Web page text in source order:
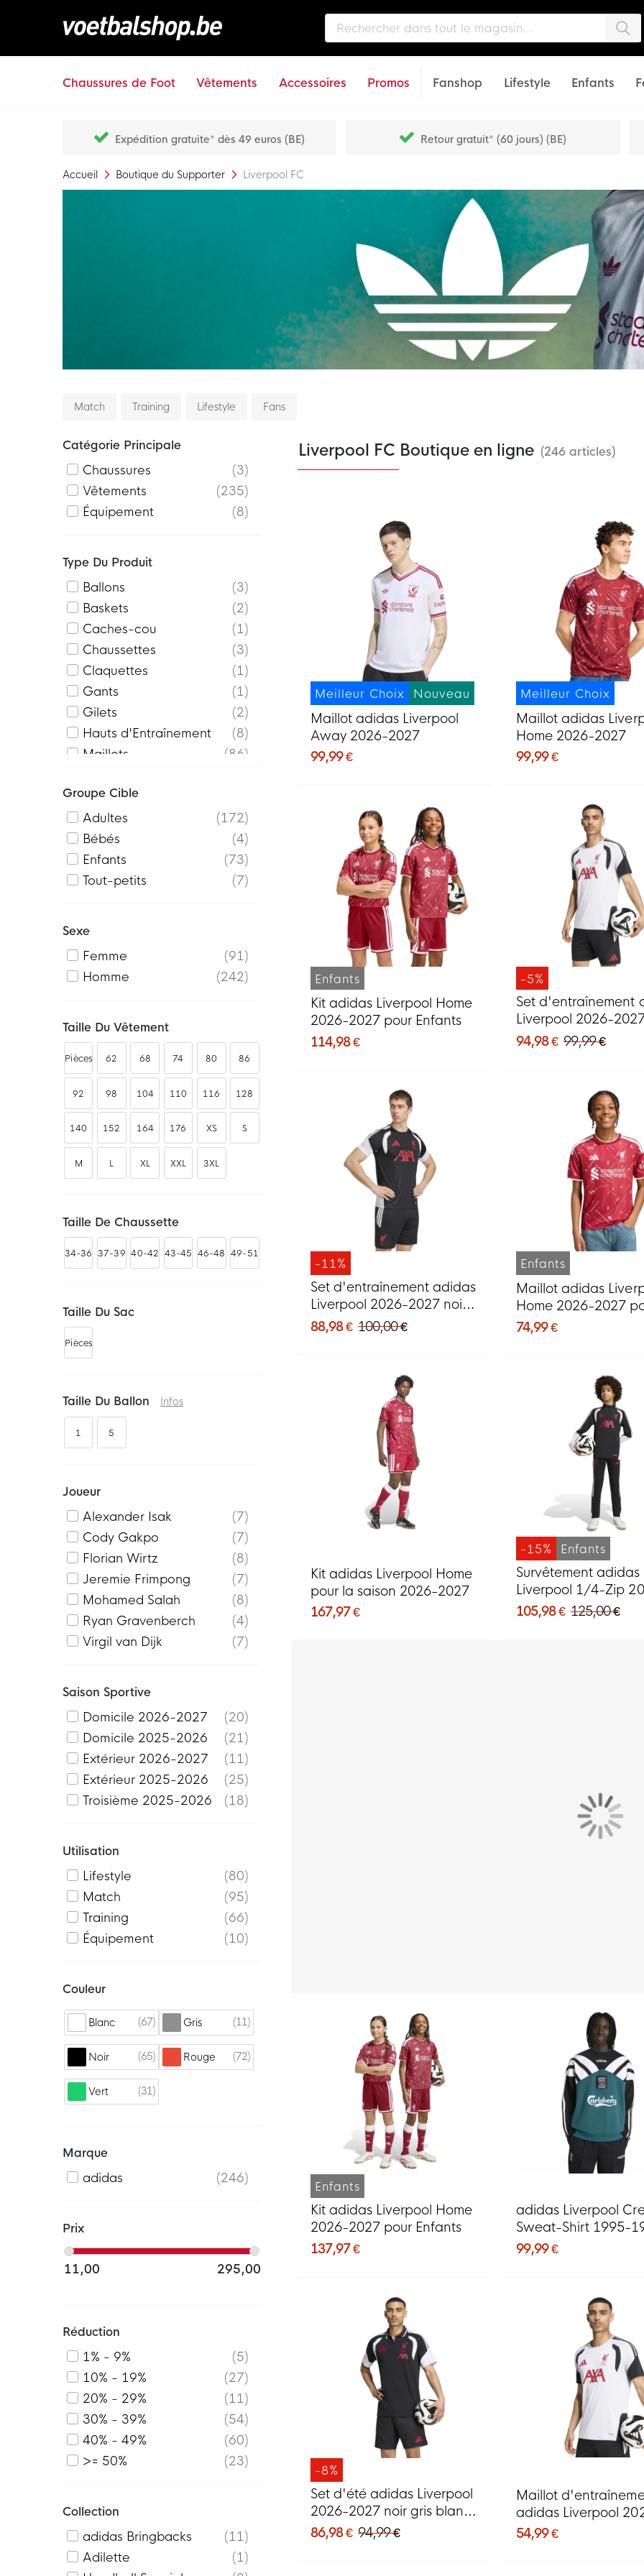
Chaussures de Foot Vêtements Accessoires Promos Fanshop Lifestyle Enfants
Expédition gratuite* dès 49 euros (BE) Retour gratuit* (60 jours) (BE)
Accueil Boutique du Supporter Liverpool FC
Match Training Lifestyle Fans
Liverpool FC Boutique en ligne (246 articles)
Meilleur Choix Nouveau
Maillot adidas Liverpool
Away 2026-2027
99,99 €
Meilleur Choix
Maillot adidas
Home 2026-2027
99,99 €
Enfants
Kit adidas Liverpool Home
2026-2027 pour Enfants
114,98 €
-5%
Set d'entraînement
Liverpool 2026-
noir rouge
94,98 € 99,99 €
-11%
Set d'entraînement adidas
Liverpool 2026-2027 noir
gris blanc rouge
88,98 € 100,00 €
Enfants
Maillot adidas
Home 2026-2027
Enfants
74,99 €
Kit adidas Liverpool Home
pour la saison 2026-2027
167,97 €
-15% Enfants
Survêtement adidas
Liverpool 1/4-Zip
2027 pour Enfants,
gris, blanc, rouge
105,98 € 125,00 €
Enfants
Kit adidas Liverpool Home
2026-2027 pour Enfants
137,97 €
adidas Liverpool
Sweat-Shirt 1995-
Noir Vert Blanc
99,99 €
-8%
Set d'été adidas Liverpool
2026-2027 noir gris blanc
rouge
86,98 € 94,99 €
Maillot
adidas Liverpool
2027 blanc noir
54,99 €
Catégorie Principale
Chaussures
3
Vêtements
235
Équipement
8
Type Du Produit
Ballons
3
Baskets
2
Caches-cou
1
Chaussettes
3
Claquettes
1
Gants
1
Gilets
2
Hauts d'Entraînement
8
Maillots
86
Sacs
Shorts
13
Survêtements
38
Sweat-shirts
4
Sweats à Capuche
7
Groupe Cible
Adultes
172
Bébés
4
Enfants
73
Tout-petits
7
Sexe
Femme
91
Homme
242
Taille Du Vêtement
Pièces 62 68 74 80 86
92 98 104 110 116 128
140 152 164 176 XS S
M L XL XXL 3XL
Taille De Chaussette
34-36 37-39 40-42 43-45 46-48 49-51
Taille Du Sac
Pièces
Taille Du Ballon Infos
1 5
Joueur
Alexander Isak
7
Cody Gakpo
7
Florian Wirtz
8
Jeremie Frimpong
7
Mohamed Salah
8
Ryan Gravenberch
4
Virgil van Dijk
7
Saison Sportive
Domicile 2026-2027
20
Domicile 2025-2026
21
Extérieur 2026-2027
11
Extérieur 2025-2026
25
Troisième 2025-2026
18
Utilisation
Lifestyle
80
Match
95
Training
66
Équipement
10
Couleur
Blanc 67 Gris 11
Noir 65 Rouge 72
Vert 31
Marque
adidas
246
Prix
11,00 295,00
Réduction
1% - 9%
5
10% - 19%
27
20% - 29%
11
30% - 39%
54
40% - 49%
60
>= 50%
23
Collection
adidas Bringbacks
11
Adilette
1